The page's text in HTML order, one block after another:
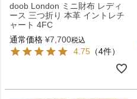
doob London ミニ財布 レディ
ース 三つ折り 本革 イントレチ
ャート 4FC
通常価格 ¥7,700税込
4.75 （4件）